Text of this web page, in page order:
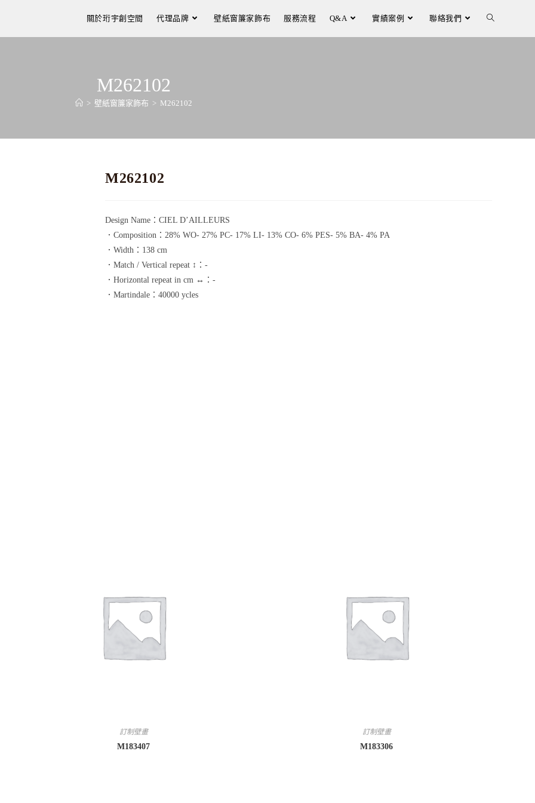
關於珩宇創空間 代理品牌 壁紙窗簾家飾布 服務流程 Q&A 實績案例 聯絡我們
M262102
> 壁紙窗簾家飾布 > M262102
M262102
Design Name：CIEL D’AILLEURS
．Composition：28% WO- 27% PC- 17% LI- 13% CO- 6% PES- 5% BA- 4% PA
．Width：138 cm
．Match / Vertical repeat ↕：-
．Horizontal repeat in cm ↔：-
．Martindale：40000 ycles
訂制壁畫
M183407
訂制壁畫
M183306